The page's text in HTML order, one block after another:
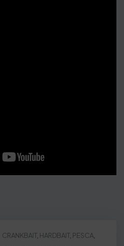
CRANKBAIT, HARDBAIT, PESCA,